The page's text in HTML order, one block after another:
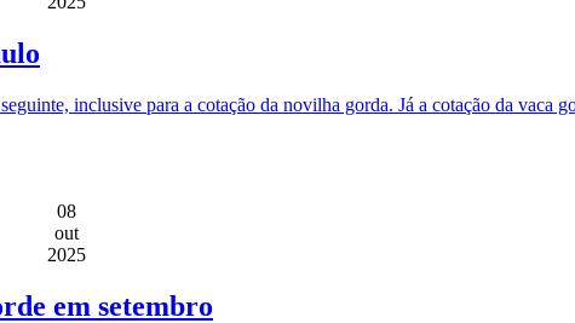
inclusive para a cotação da novilha gorda. Já a cotação da vaca
08
out
2025
em setembro